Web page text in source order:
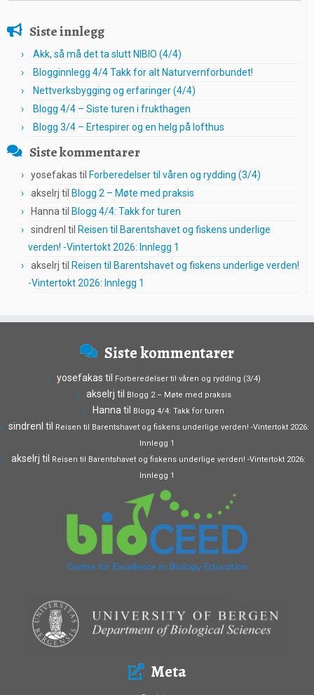
Siste innlegg
Akk, så må det ta slutt NIBIO (4/4)
Blogginnlegg 4/4 Takk for alt Naturvernforbundet!
Nettverksbygging og erfaringer (4/4)
Blogg 4/4 – Siste turen i frukthagen
Blogg 3/4 – Ertespirer og en helg på lofthus
Siste kommentarer
yosefakas til Forberedelser til våren og rydding (3/4)
akselrj til Blogg 2 – Møte med praksis
Hanna til Blogg 4/4: Takk for turen
sindrenl til Reisen til Barentshavet og fiskens underlige
verden! -Vintertokt 2026: Innlegg 1
akselrj til Reisen til Barentshavet og fiskens underlige verden!
-Vintertokt 2026: Innlegg 1
Siste kommentarer
yosefakas til Forberedelser til våren og rydding (3/4)
akselrj til Blogg 2 – Møte med praksis
Hanna til Blogg 4/4: Takk for turen
sindrenl til Reisen til Barentshavet og fiskens underlige verden! -Vintertokt 2026:
Innlegg 1
akselrj til Reisen til Barentshavet og fiskens underlige verden! -Vintertokt 2026:
Innlegg 1
Meta